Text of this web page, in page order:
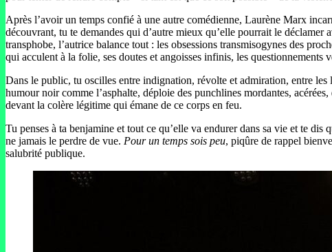
Après l’avoir un temps confié à une autre comédienne, Laurène Marx
découvrant, tu te demandes qui d’autre mieux qu’elle pourrait le
transphobe, l’autrice balance tout : les obsessions transmisogynes des
qui acculent à la folie, ses doutes et angoisses infinis, les questionnements
Dans le public, tu oscilles entre indignation, révolte et admiration, entre
humour noir comme l’asphalte, déploie des punchlines mordantes,
devant la colère légitime qui émane de ce corps en feu.
Tu penses à ta benjamine et tout ce qu’elle va endurer dans sa vie et te
ne jamais le perdre de vue. Pour un temps sois peu, piqûre de rappel
salubrité publique.